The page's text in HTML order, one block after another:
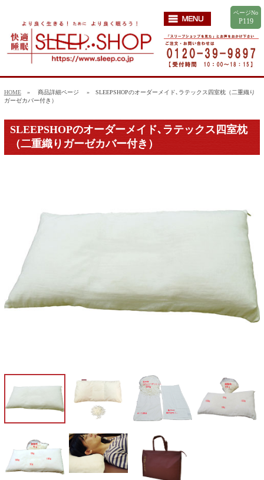
ページNo
P119
HOME» 商品詳細ページ
» SLEEPSHOPのオーダーメイド､ラテックス四室枕（二重織り
ガーゼカバー付き）
SLEEPSHOPのオーダーメイド､ラテックス四室枕
（二重織りガーゼカバー付き）